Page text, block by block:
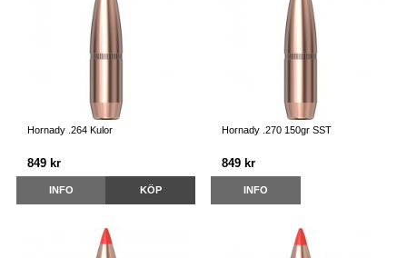
Hornady .264 Kulor
849 kr
INFO KÖP
Hornady .270 150gr SST
849 kr
INFO